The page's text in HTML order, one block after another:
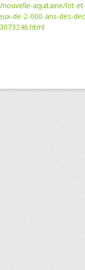
aquitaine/lot-
de-2-000-ans-des-